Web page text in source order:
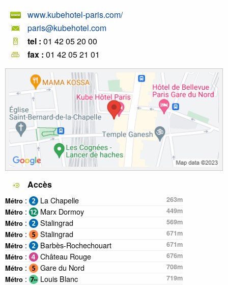
www.kubehotel-paris.com/
paris@kubehotel.com
tel : 01 42 05 20 00
fax : 01 42 05 21 01
Accès
Métro : La Chapelle
263m
Métro : Marx Dormoy
449m
Métro : Stalingrad
569m
Métro : Stalingrad
671m
Métro : Barbès-Rochechouart
671m
Métro : Château Rouge
676m
Métro : Gare du Nord
708m
Métro : Louis Blanc
719m